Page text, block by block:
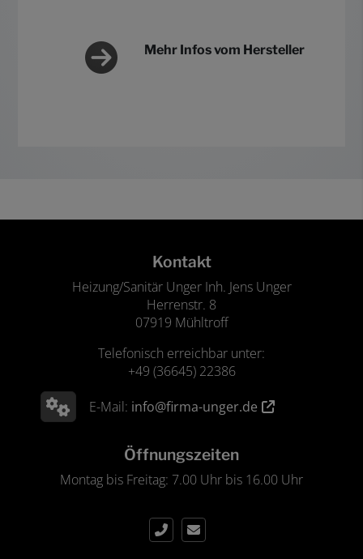
Mehr Infos vom Hersteller
Footer - Kontaktdaten und Öffnungszeiten
Kontakt
Heizung/Sanitär Unger Inh. Jens Unger
Herrenstr. 8
07919 Mühltroff
Telefonisch erreichbar unter:
+49 (36645) 22386
E-Mail: info@firma-unger.de
Öffnungszeiten
Montag bis Freitag: 7.00 Uhr bis 16.00 Uhr